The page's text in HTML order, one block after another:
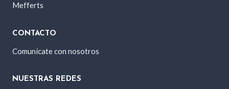
Mefferts
CONTACTO
Comunícate con nosotros
NUESTRAS REDES